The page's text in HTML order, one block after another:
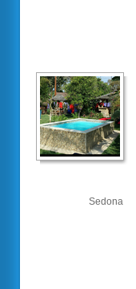
Sedona